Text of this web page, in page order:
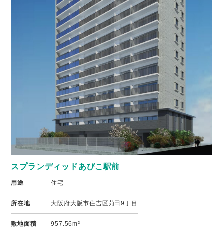
スプランディッドあびこ駅前
用途 住宅
所在地 大阪府大阪市住吉区苅田9丁目
敷地面積 957.56m²